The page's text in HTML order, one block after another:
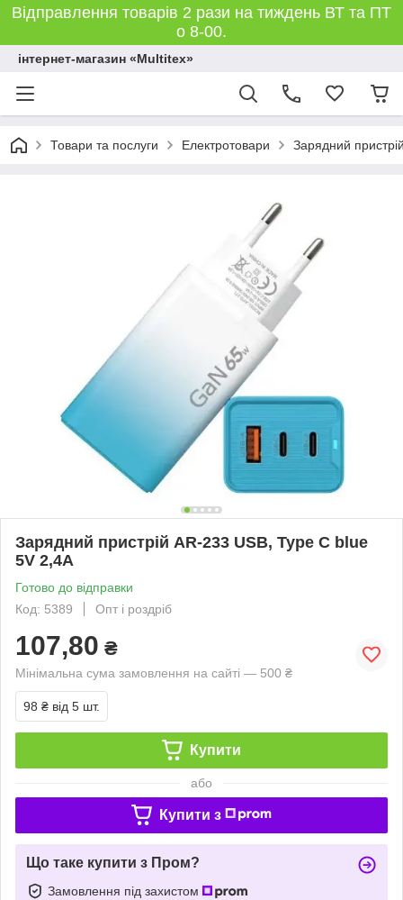
Відправлення товарів 2 рази на тиждень ВТ та ПТ
о 8-00.
інтернет-магазин «Multitex»
Товари та послуги Електротовари Зарядний
Зарядний пристрій AR-233 USB, Type C blue
5V 2,4A
Готово до відправки
Код: 5389
Опт і роздріб
107,80 ₴
Мінімальна сума замовлення на сайті — 500 ₴
98 ₴ від 5 шт.
Купити
або
Купити з
Що таке купити з Пром?
Замовлення під захистом